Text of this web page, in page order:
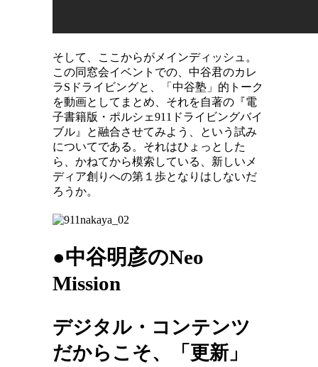
そして、ここからがメインディッシュ。
この同窓会イベントでの、中谷君のカレ
ラSドライビングと、「中谷塾」的トーク
を動画としてまとめ、それを自著の『電
子書籍版・ポルシェ911ドライビングバイ
ブル』と融合させてみよう、という試み
についてである。それはひょっとした
ら、かねてから模索している、新しいメ
ディア創りへの第１歩となりはしないだ
ろうか。
●中谷明彦のNeo
Mission
デジタル・コンテンツ
だからこそ、「更新」